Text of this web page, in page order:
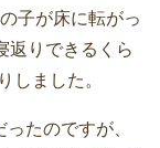
子が床に転がっ
返りできるくら
しました。
たのですが、